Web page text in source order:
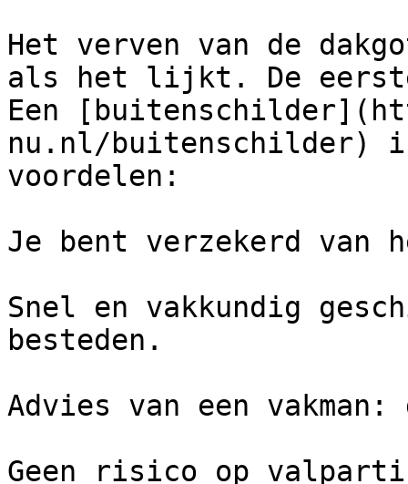
Het verven van de
als het lijkt. De
Een
nu.nl/buitenschilder)
voordelen:
Je bent verzekerd van
Snel en vakkundig
besteden.
Advies van een
Geen risico op